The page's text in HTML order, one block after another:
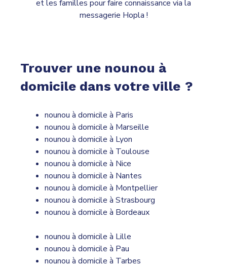
et les familles pour faire connaissance via la
messagerie Hopla !
Trouver une nounou à
domicile dans votre ville ?
nounou à domicile à Paris
nounou à domicile à Marseille
nounou à domicile à Lyon
nounou à domicile à Toulouse
nounou à domicile à Nice
nounou à domicile à Nantes
nounou à domicile à Montpellier
nounou à domicile à Strasbourg
nounou à domicile à Bordeaux
nounou à domicile à Lille
nounou à domicile à Pau
nounou à domicile à Tarbes